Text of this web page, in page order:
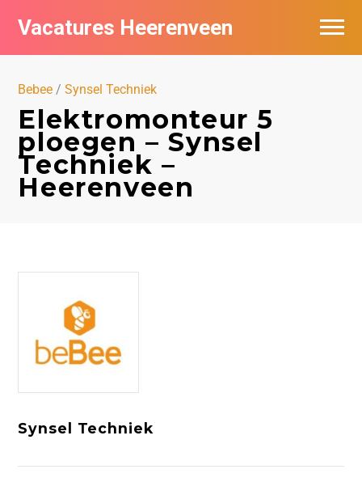
Vacatures Heerenveen
Bebee /Synsel Techniek
Elektromonteur 5
ploegen – Synsel
Techniek –
Heerenveen
Synsel Techniek
Vacatures per bedrijf
De populairste vacatures in Heerenveen
Nieuwsbrief feed